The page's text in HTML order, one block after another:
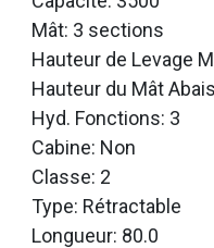
Mât: 3 sections
Hauteur de Levage
Hauteur du Mât
Hyd. Fonctions: 3
Cabine: Non
Classe: 2
Type: Rétractable
Longueur: 80.0